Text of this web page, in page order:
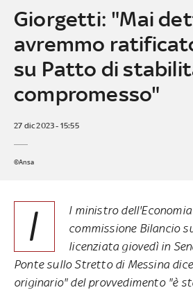
Giorgetti: "Mai
avremmo
su Patto di
compromesso"
27 dic 2023 - 15:55
©Ansa
I
l ministro
commissione Bilancio
licenziata giovedì in
Ponte sullo Stretto di Messina
originario" del provvedimento "è